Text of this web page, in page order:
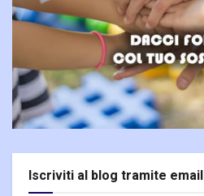
Iscriviti al blog tramite email